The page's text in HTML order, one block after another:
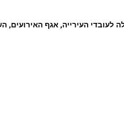
העירייה, אגף האירועים,